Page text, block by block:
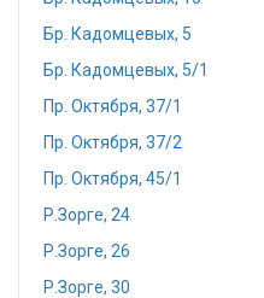
Бр. Кадомцевых, 5
Бр. Кадомцевых, 5/1
Пр. Октября, 37/1
Пр. Октября, 37/2
Пр. Октября, 45/1
Р.Зорге, 24
Р.Зорге, 26
Р.Зорге, 30